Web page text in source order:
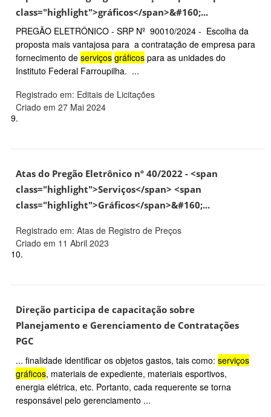
class="highlight">gráficos</span>&#160;...
PREGÃO ELETRÔNICO - SRP Nº 90010/2024 - Escolha da
proposta mais vantajosa para a contratação de empresa para
fornecimento de serviços gráficos para as unidades do
Instituto Federal Farroupilha. ...
Registrado em: Editais de Licitações
Criado em 27 Mai 2024
9.
Atas do Pregão Eletrônico nº 40/2022 - <span
class="highlight">Serviços</span> <span
class="highlight">Gráficos</span>&#160;...
Registrado em: Atas de Registro de Preços
Criado em 11 Abril 2023
10.
Direção participa de capacitação sobre
Planejamento e Gerenciamento de Contratações
PGC
... finalidade identificar os objetos gastos, tais como: serviços
gráficos, materiais de expediente, materiais esportivos,
energia elétrica, etc. Portanto, cada requerente se torna
responsável pelo gerenciamento ...